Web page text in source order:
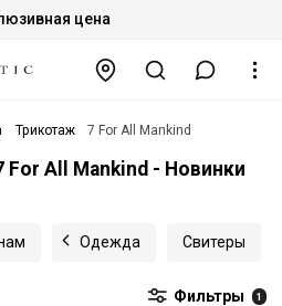
цена
Трикотаж 7 For All Mankind
All Mankind - Новинки
Одежда Свитеры
Фильтры 1